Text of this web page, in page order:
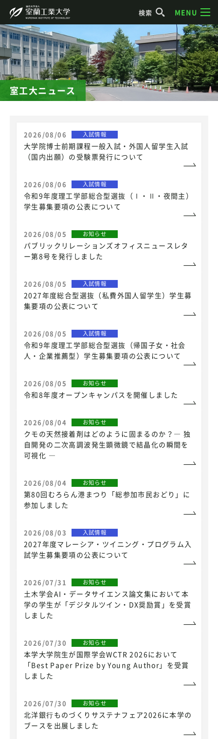
検索 MENU
室工大ニュース
2026/08/06 入試情報
大学院博士前期課程一般入試・外国人留学生入試
（国内出願）の受験票発行について
2026/08/06 入試情報
令和9年度理工学部総合型選抜（Ⅰ・Ⅱ・夜間主）
学生募集要項の公表について
2026/08/05 お知らせ
パブリックリレーションズオフィスニュースレタ
ー第8号を発行しました
2026/08/05 入試情報
2027年度総合型選抜（私費外国人留学生）学生募
集要項の公表について
2026/08/05 入試情報
令和9年度理工学部総合型選抜（帰国子女・社会
人・企業推薦型）学生募集要項の公表について
2026/08/05 お知らせ
令和8年度オープンキャンパスを開催しました
2026/08/04 お知らせ
クモの天然接着剤はどのように固まるのか？― 独
自開発の二次高調波発生顕微鏡で結晶化の瞬間を
可視化 ―
2026/08/04 お知らせ
第80回むろらん港まつり「総参加市民おどり」に
参加しました
2026/08/03 入試情報
2027年度マレーシア・ツイニング・プログラム入
試学生募集要項の公表について
2026/07/31 お知らせ
土木学会AI・データサイエンス論文集において本
学の学生が「デジタルツイン・DX奨励賞」を受賞
しました
2026/07/30 お知らせ
本学大学院生が国際学会WCTR 2026において
「Best Paper Prize by Young Author」を受賞
しました
2026/07/30 お知らせ
北洋銀⾏ものづくりサステナフェア2026に本学の
ブースを出展しました